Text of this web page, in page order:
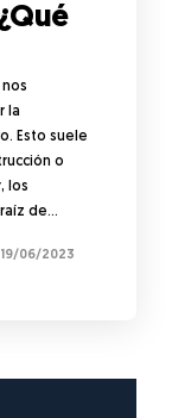
la
Esto suele
o
los
de…
19/06/2023